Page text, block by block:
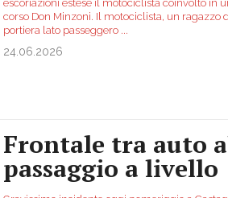
escoriazioni estese il motociclista coinvolto in
corso Don Minzoni. Il motociclista, un ragazzo
portiera lato passeggero
24.06.2026
Frontale tra auto
passaggio a livello